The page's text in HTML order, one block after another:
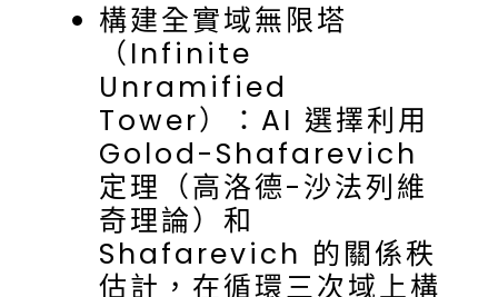
構建全實域無限塔
（Infinite
Unramified
Tower）：AI 選擇利用
Golod-Shafarevich
定理（高洛德-沙法列維
奇理論）和
Shafarevich 的關係秩
估計，在循環三次域上構